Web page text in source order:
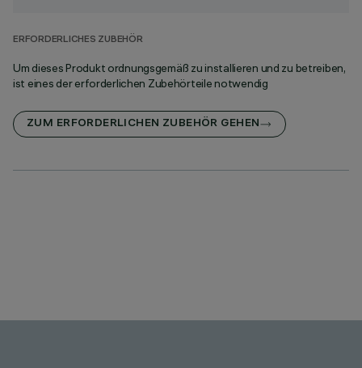
ERFORDERLICHES ZUBEHÖR
Um dieses Produkt ordnungsgemäß zu installieren und zu betreiben,
ist eines der erforderlichen Zubehörteile notwendig
ZUM ERFORDERLICHEN ZUBEHÖR GEHEN